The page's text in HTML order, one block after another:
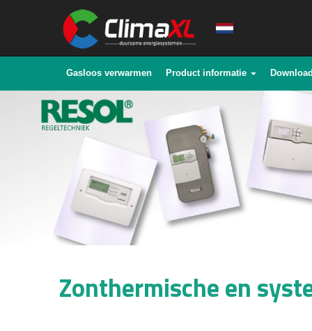
Gasloos verwarmen Product informatie
Zonthermische en